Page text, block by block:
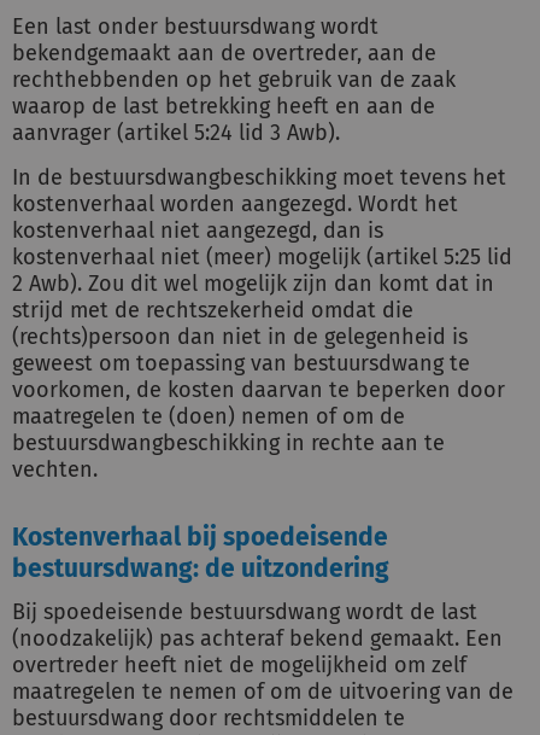
Een last onder bestuursdwang wordt
bekendgemaakt aan de overtreder, aan de
rechthebbenden op het gebruik van de zaak
waarop de last betrekking heeft en aan de
aanvrager (artikel 5:24 lid 3 Awb).
In de bestuursdwangbeschikking moet tevens het
kostenverhaal worden aangezegd. Wordt het
kostenverhaal niet aangezegd, dan is
kostenverhaal niet (meer) mogelijk (artikel 5:25 lid
2 Awb). Zou dit wel mogelijk zijn dan komt dat in
strijd met de rechtszekerheid omdat die
(rechts)persoon dan niet in de gelegenheid is
geweest om toepassing van bestuursdwang te
voorkomen, de kosten daarvan te beperken door
maatregelen te (doen) nemen of om de
bestuursdwangbeschikking in rechte aan te
vechten.
Kostenverhaal bij spoedeisende
bestuursdwang: de uitzondering
Bij spoedeisende bestuursdwang wordt de last
(noodzakelijk) pas achteraf bekend gemaakt. Een
overtreder heeft niet de mogelijkheid om zelf
maatregelen te nemen of om de uitvoering van de
bestuursdwang door rechtsmiddelen te